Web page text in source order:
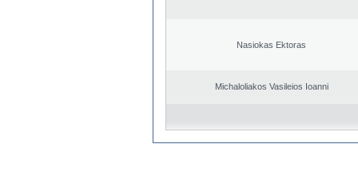
Nasiokas Ektoras
Michaloliakos Vasileios Ioanni